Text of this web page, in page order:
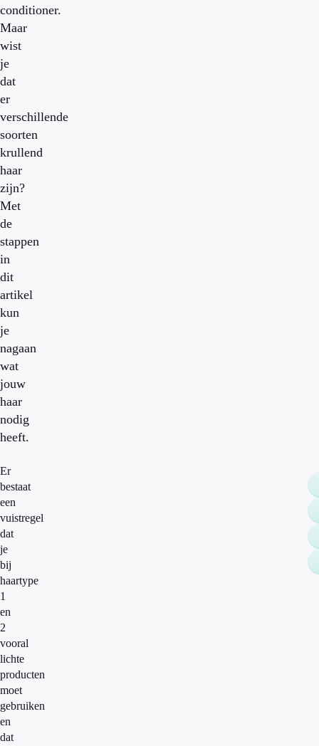
conditioner.
Maar
wist
je
dat
er
verschillende
soorten
krullend
haar
zijn?
Met
de
stappen
in
dit
artikel
kun
je
nagaan
wat
jouw
haar
nodig
heeft.
Er
bestaat
een
vuistregel
dat
je
bij
haartype
1
en
2
vooral
lichte
producten
moet
gebruiken
en
dat